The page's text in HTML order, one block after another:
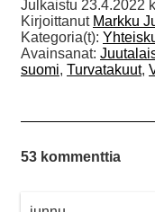
Julkaistu 23.4.2022
Kirjoittanut Markku
Kategoria(t):
Avainsanat:
suomi, Turvatakuut,
53 kommenttia